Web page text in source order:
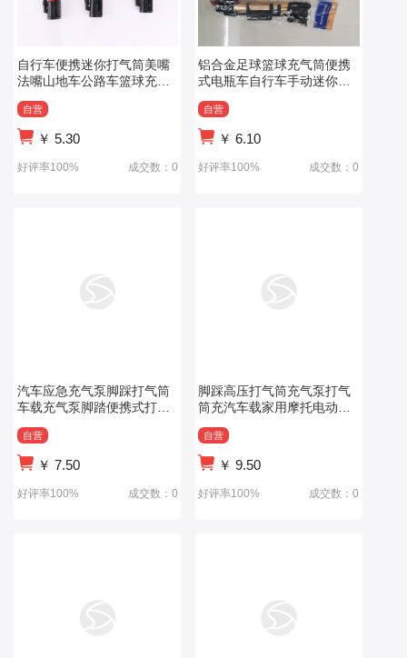
自行车便携迷你打气筒美嘴
法嘴山地车公路车篮球充气
自营
￥ 5.30
好评率100% 成交数：0
铝合金足球篮球充气筒便携
式电瓶车自行车手动迷你高
自营
￥6.10
好评率100% 成交数：0
汽车应急充气泵脚踩打气筒
车载充气泵脚踏便携式打气
自营
￥ 7.50
好评率100% 成交数：0
脚踩高压打气筒充气泵打气
筒充汽车载家用摩托电动车
自营
￥9.50
好评率100% 成交数：0